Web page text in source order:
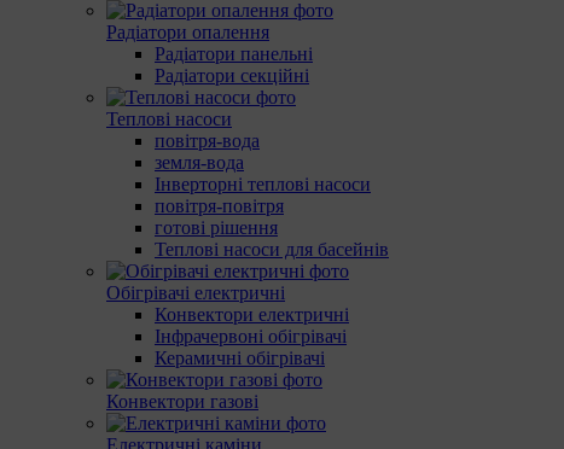
Радіатори опалення
Радіатори панельні
Радіатори секційні
Теплові насоси
повітря-вода
земля-вода
Інверторні теплові насоси
повітря-повітря
готові рішення
Теплові насоси для басейнів
Обігрівачі електричні
Конвектори електричні
Інфрачервоні обігрівачі
Керамичні обігрівачі
Конвектори газові
Електричні каміни